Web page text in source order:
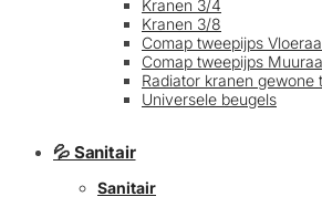
Kranen 3/4
Kranen 3/8
Comap tweepijps
Comap tweepijps
Radiator kranen gewone
Universele beugels
💦 Sanitair
Sanitair